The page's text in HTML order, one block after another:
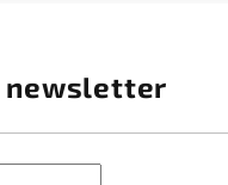
newsletter